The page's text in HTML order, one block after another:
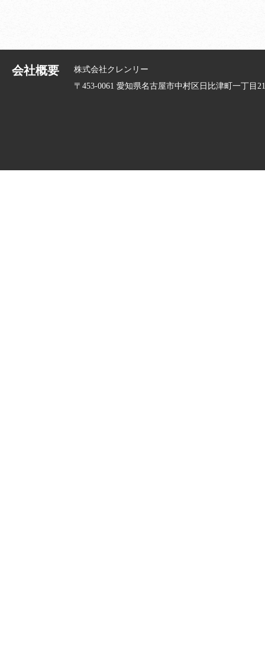
会社概要
株式会社クレンリー
〒453-0061 愛知県名古屋市中村区日比津町一丁目